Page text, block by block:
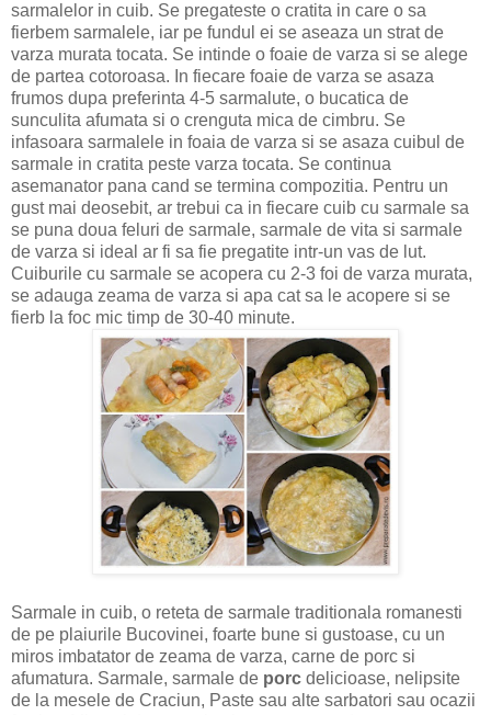
sarmalelor in cuib. Se pregateste o cratita in care o sa
fierbem sarmalele, iar pe fundul ei se aseaza un strat de
varza murata tocata. Se intinde o foaie de varza si se alege
de partea cotoroasa. In fiecare foaie de varza se asaza
frumos dupa preferinta 4-5 sarmalute, o bucatica de
sunculita afumata si o crenguta mica de cimbru. Se
infasoara sarmalele in foaia de varza si se asaza cuibul de
sarmale in cratita peste varza tocata. Se continua
asemanator pana cand se termina compozitia. Pentru un
gust mai deosebit, ar trebui ca in fiecare cuib cu sarmale sa
se puna doua feluri de sarmale, sarmale de vita si sarmale
de varza si ideal ar fi sa fie pregatite intr-un vas de lut.
Cuiburile cu sarmale se acopera cu 2-3 foi de varza murata,
se adauga zeama de varza si apa cat sa le acopere si se
fierb la foc mic timp de 30-40 minute.
Sarmale in cuib, o reteta de sarmale traditionala romanesti
de pe plaiurile Bucovinei, foarte bune si gustoase, cu un
miros imbatator de zeama de varza, carne de porc si
afumatura. Sarmale, sarmale de porc delicioase, nelipsite
de la mesele de Craciun, Paste sau alte sarbatori sau ocazii